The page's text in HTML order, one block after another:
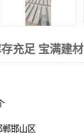
充足 宝满建材
郸邯山区